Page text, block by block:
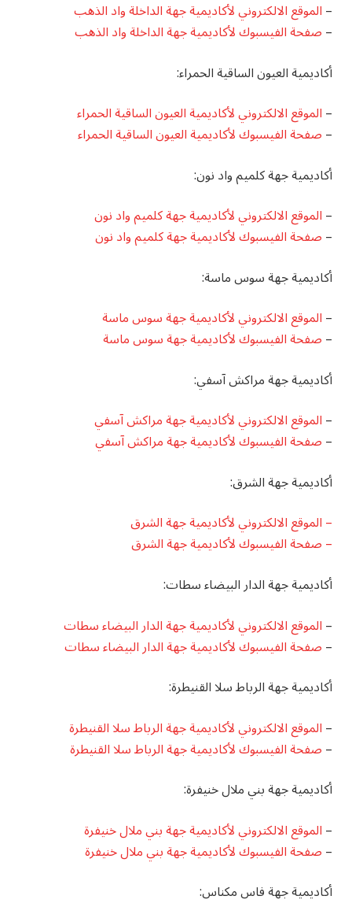
–الموقع الالكتروني لأكاديمية جهة الداخلة واد الذهب
–صفحة الفيسبوك لأكاديمية جهة الداخلة واد الذهب
أكاديمية العيون الساقية الحمراء:
–الموقع الالكتروني لأكاديمية العيون الساقية الحمراء
–صفحة الفيسبوك لأكاديمية العيون الساقية الحمراء
أكاديمية جهة كلميم واد نون:
–الموقع الالكتروني لأكاديمية جهة كلميم واد نون
–صفحة الفيسبوك لأكاديمية جهة كلميم واد نون
أكاديمية جهة سوس ماسة:
–الموقع الالكتروني لأكاديمية جهة سوس ماسة
–صفحة الفيسبوك لأكاديمية جهة سوس ماسة
أكاديمية جهة مراكش آسفي:
–الموقع الالكتروني لأكاديمية جهة مراكش آسفي
–صفحة الفيسبوك لأكاديمية جهة مراكش آسفي
أكاديمية جهة الشرق:
– الموقع الالكتروني لأكاديمية جهة الشرق
– صفحة الفيسبوك لأكاديمية جهة الشرق
أكاديمية جهة الدار البيضاء سطات:
–الموقع الالكتروني لأكاديمية جهة الدار البيضاء سطات
–صفحة الفيسبوك لأكاديمية جهة الدار البيضاء سطات
أكاديمية جهة الرباط سلا القنيطرة:
–الموقع الالكتروني لأكاديمية جهة الرباط سلا القنيطرة
–صفحة الفيسبوك لأكاديمية جهة الرباط سلا القنيطرة
أكاديمية جهة بني ملال خنيفرة:
–الموقع الالكتروني لأكاديمية جهة بني ملال خنيفرة
–صفحة الفيسبوك لأكاديمية جهة بني ملال خنيفرة
أكاديمية جهة فاس مكناس: